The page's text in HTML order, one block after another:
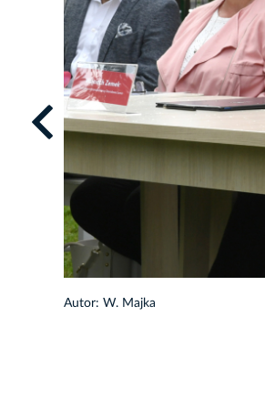
Autor: W. Majka